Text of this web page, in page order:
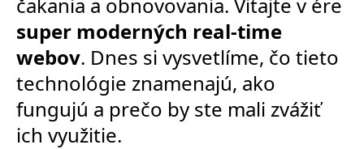
super moderných real-time
webov. Dnes si vysvetlíme, čo tieto
technológie znamenajú, ako
fungujú a prečo by ste mali zvážiť
ich využitie.